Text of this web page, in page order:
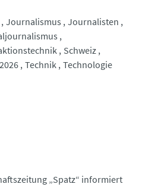
Journalismus Journalisten
Schweiz
Technik Technologie
„Spatz“ informiert